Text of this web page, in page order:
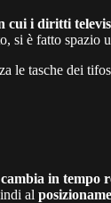
cui i diritti
si è fatto
le tasche dei
in
al